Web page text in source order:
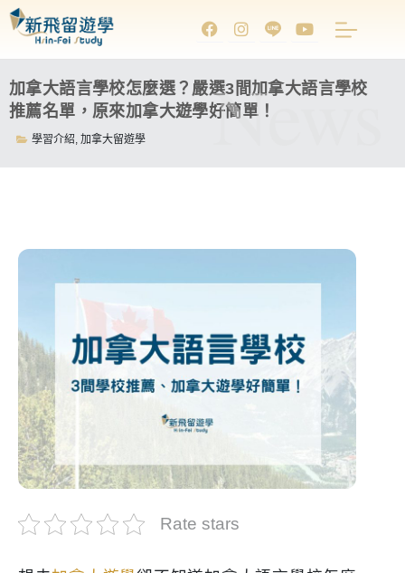
加拿大語言學校怎麼選？嚴選3間加拿大語言學校
推薦名單，原來加拿大遊學好簡單！
學習介紹, 加拿大留遊學 News
Rate stars